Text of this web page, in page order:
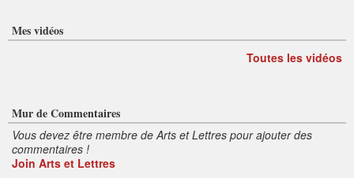
Mes vidéos
Toutes les vidéos
Mur de Commentaires
Vous devez être membre de Arts et Lettres pour ajouter des
commentaires !
Join Arts et Lettres